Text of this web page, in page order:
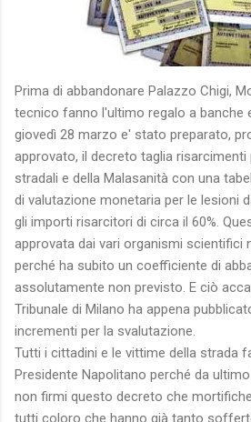
Prima di abbandonare Palazzo Chigi,
tecnico fanno l'ultimo regalo a banche
giovedì 28 marzo e' stato preparato,
approvato, il decreto taglia risarcimenti
stradali e della Malasanità con una
di valutazione monetaria per le lesioni
gli importi risarcitori di circa il 60%.
approvata dai vari organismi scientifici
perché ha subito un coefficiente di
assolutamente non previsto. E ciò
Tribunale di Milano ha appena
incrementi per la svalutazione.
Tutti i cittadini e le vittime della strada
Presidente Napolitano perché da
non firmi questo decreto che
tutti coloro che hanno già tanto